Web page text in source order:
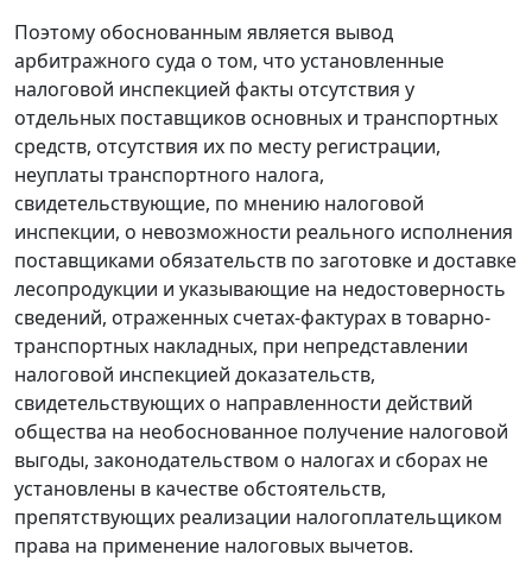
Поэтому обоснованным является вывод
арбитражного суда о том, что установленные
налоговой инспекцией факты отсутствия у
отдельных поставщиков основных и транспортных
средств, отсутствия их по месту регистрации,
неуплаты транспортного налога,
свидетельствующие, по мнению налоговой
инспекции, о невозможности реального исполнения
поставщиками обязательств по заготовке и доставке
лесопродукции и указывающие на недостоверность
сведений, отраженных счетах-фактурах в товарно-
транспортных накладных, при непредставлении
налоговой инспекцией доказательств,
свидетельствующих о направленности действий
общества на необоснованное получение налоговой
выгоды, законодательством о налогах и сборах не
установлены в качестве обстоятельств,
препятствующих реализации налогоплательщиком
права на применение налоговых вычетов.